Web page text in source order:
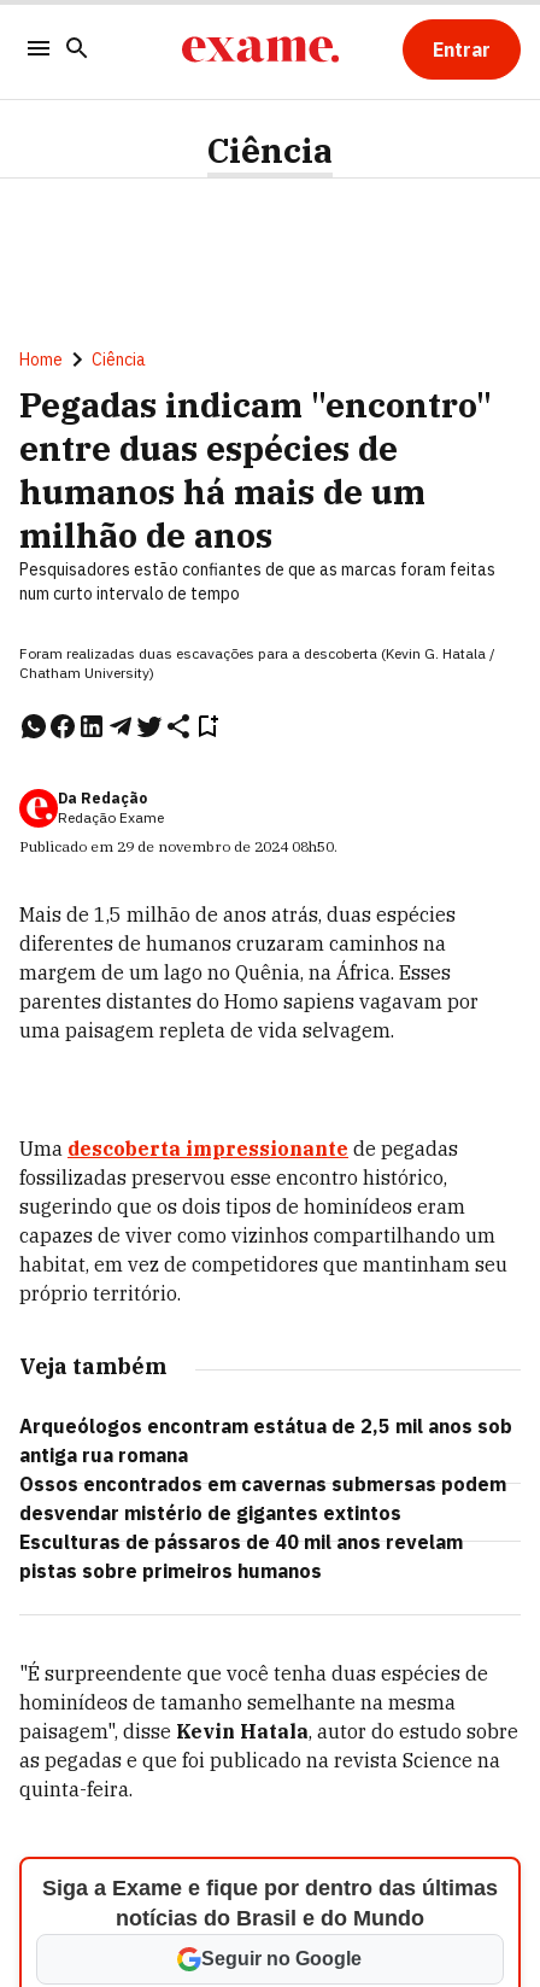
Entrar
Ciência
Home Ciência
Pegadas indicam "encontro"
entre duas espécies de
humanos há mais de um
milhão de anos
Pesquisadores estão confiantes de que as marcas foram feitas
num curto intervalo de tempo
Foram realizadas duas escavações para a descoberta (Kevin G. Hatala /
Chatham University)
Da Redação
Redação Exame
Publicado em 29 de novembro de 2024 08h50.
Mais de 1,5 milhão de anos atrás, duas espécies
diferentes de humanos cruzaram caminhos na
margem de um lago no Quênia, na África. Esses
parentes distantes do Homo sapiens vagavam por
uma paisagem repleta de vida selvagem.
Uma descoberta impressionante de pegadas
fossilizadas preservou esse encontro histórico,
sugerindo que os dois tipos de hominídeos eram
capazes de viver como vizinhos compartilhando um
habitat, em vez de competidores que mantinham seu
próprio território.
Veja também
Arqueólogos encontram estátua de 2,5 mil anos sob
antiga rua romana
Ossos encontrados em cavernas submersas podem
desvendar mistério de gigantes extintos
Esculturas de pássaros de 40 mil anos revelam
pistas sobre primeiros humanos
"É surpreendente que você tenha duas espécies de
hominídeos de tamanho semelhante na mesma
paisagem", disse Kevin Hatala, autor do estudo sobre
as pegadas e que foi publicado na revista Science na
quinta-feira.
Siga a Exame e fique por dentro das últimas
notícias do Brasil e do Mundo
Seguir no Google